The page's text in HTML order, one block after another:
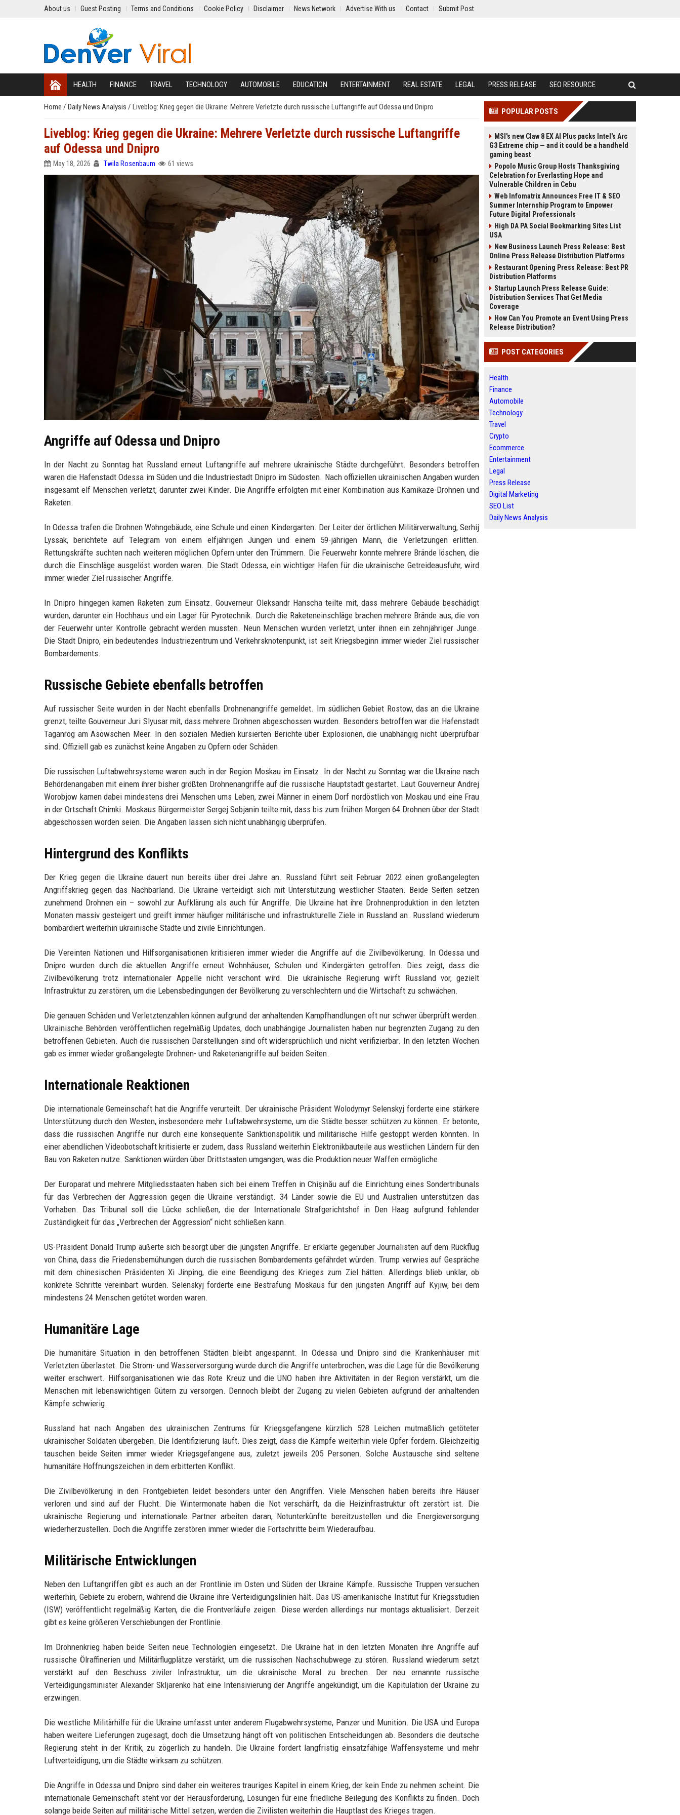
About us Guest Posting Terms and Conditions Cookie Policy Disclaimer News Network Advertise With us Contact Submit Post
HEALTH FINANCE TRAVEL TECHNOLOGY AUTOMOBILE EDUCATION ENTERTAINMENT REAL ESTATE LEGAL PRESS RELEASE SEO RESOURCE
Home / Daily News Analysis / Liveblog: Krieg gegen die Ukraine: Mehrere Verletzte durch russische Luftangriffe auf Odessa und Dnipro
Liveblog: Krieg gegen die Ukraine: Mehrere Verletzte durch russische Luftangriffe
auf Odessa und Dnipro
May 18, 2026 Twila Rosenbaum 61 views
Angriffe auf Odessa und Dnipro
In der Nacht zu Sonntag hat Russland erneut Luftangriffe auf mehrere ukrainische Städte durchgeführt. Besonders betroffen
waren die Hafenstadt Odessa im Süden und die Industriestadt Dnipro im Südosten. Nach offiziellen ukrainischen Angaben wurden
insgesamt elf Menschen verletzt, darunter zwei Kinder. Die Angriffe erfolgten mit einer Kombination aus Kamikaze-Drohnen und
Raketen.
In Odessa trafen die Drohnen Wohngebäude, eine Schule und einen Kindergarten. Der Leiter der örtlichen Militärverwaltung, Serhij
Lyssak, berichtete auf Telegram von einem elfjährigen Jungen und einem 59-jährigen Mann, die Verletzungen erlitten.
Rettungskräfte suchten nach weiteren möglichen Opfern unter den Trümmern. Die Feuerwehr konnte mehrere Brände löschen, die
durch die Einschläge ausgelöst worden waren. Die Stadt Odessa, ein wichtiger Hafen für die ukrainische Getreideausfuhr, wird
immer wieder Ziel russischer Angriffe.
In Dnipro hingegen kamen Raketen zum Einsatz. Gouverneur Oleksandr Hanscha teilte mit, dass mehrere Gebäude beschädigt
wurden, darunter ein Hochhaus und ein Lager für Pyrotechnik. Durch die Raketeneinschläge brachen mehrere Brände aus, die von
der Feuerwehr unter Kontrolle gebracht werden mussten. Neun Menschen wurden verletzt, unter ihnen ein zehnjähriger Junge.
Die Stadt Dnipro, ein bedeutendes Industriezentrum und Verkehrsknotenpunkt, ist seit Kriegsbeginn immer wieder Ziel russischer
Bombardements.
Russische Gebiete ebenfalls betroffen
Auf russischer Seite wurden in der Nacht ebenfalls Drohnenangriffe gemeldet. Im südlichen Gebiet Rostow, das an die Ukraine
grenzt, teilte Gouverneur Juri Slyusar mit, dass mehrere Drohnen abgeschossen wurden. Besonders betroffen war die Hafenstadt
Taganrog am Asowschen Meer. In den sozialen Medien kursierten Berichte über Explosionen, die unabhängig nicht überprüfbar
sind. Offiziell gab es zunächst keine Angaben zu Opfern oder Schäden.
Die russischen Luftabwehrsysteme waren auch in der Region Moskau im Einsatz. In der Nacht zu Sonntag war die Ukraine nach
Behördenangaben mit einem ihrer bisher größten Drohnenangriffe auf die russische Hauptstadt gestartet. Laut Gouverneur Andrej
Worobjow kamen dabei mindestens drei Menschen ums Leben, zwei Männer in einem Dorf nordöstlich von Moskau und eine Frau
in der Ortschaft Chimki. Moskaus Bürgermeister Sergej Sobjanin teilte mit, dass bis zum frühen Morgen 64 Drohnen über der Stadt
abgeschossen worden seien. Die Angaben lassen sich nicht unabhängig überprüfen.
Hintergrund des Konflikts
Der Krieg gegen die Ukraine dauert nun bereits über drei Jahre an. Russland führt seit Februar 2022 einen großangelegten
Angriffskrieg gegen das Nachbarland. Die Ukraine verteidigt sich mit Unterstützung westlicher Staaten. Beide Seiten setzen
zunehmend Drohnen ein – sowohl zur Aufklärung als auch für Angriffe. Die Ukraine hat ihre Drohnenproduktion in den letzten
Monaten massiv gesteigert und greift immer häufiger militärische und infrastrukturelle Ziele in Russland an. Russland wiederum
bombardiert weiterhin ukrainische Städte und zivile Einrichtungen.
Die Vereinten Nationen und Hilfsorganisationen kritisieren immer wieder die Angriffe auf die Zivilbevölkerung. In Odessa und
Dnipro wurden durch die aktuellen Angriffe erneut Wohnhäuser, Schulen und Kindergärten getroffen. Dies zeigt, dass die
Zivilbevölkerung trotz internationaler Appelle nicht verschont wird. Die ukrainische Regierung wirft Russland vor, gezielt
Infrastruktur zu zerstören, um die Lebensbedingungen der Bevölkerung zu verschlechtern und die Wirtschaft zu schwächen.
Die genauen Schäden und Verletztenzahlen können aufgrund der anhaltenden Kampfhandlungen oft nur schwer überprüft werden.
Ukrainische Behörden veröffentlichen regelmäßig Updates, doch unabhängige Journalisten haben nur begrenzten Zugang zu den
betroffenen Gebieten. Auch die russischen Darstellungen sind oft widersprüchlich und nicht verifizierbar. In den letzten Wochen
gab es immer wieder großangelegte Drohnen- und Raketenangriffe auf beiden Seiten.
Internationale Reaktionen
Die internationale Gemeinschaft hat die Angriffe verurteilt. Der ukrainische Präsident Wolodymyr Selenskyj forderte eine stärkere
Unterstützung durch den Westen, insbesondere mehr Luftabwehrsysteme, um die Städte besser schützen zu können. Er betonte,
dass die russischen Angriffe nur durch eine konsequente Sanktionspolitik und militärische Hilfe gestoppt werden könnten. In
einer abendlichen Videobotschaft kritisierte er zudem, dass Russland weiterhin Elektronikbauteile aus westlichen Ländern für den
Bau von Raketen nutze. Sanktionen würden über Drittstaaten umgangen, was die Produktion neuer Waffen ermögliche.
Der Europarat und mehrere Mitgliedsstaaten haben sich bei einem Treffen in Chișinău auf die Einrichtung eines Sondertribunals
für das Verbrechen der Aggression gegen die Ukraine verständigt. 34 Länder sowie die EU und Australien unterstützen das
Vorhaben. Das Tribunal soll die Lücke schließen, die der Internationale Strafgerichtshof in Den Haag aufgrund fehlender
Zuständigkeit für das „Verbrechen der Aggression“ nicht schließen kann.
US-Präsident Donald Trump äußerte sich besorgt über die jüngsten Angriffe. Er erklärte gegenüber Journalisten auf dem Rückflug
von China, dass die Friedensbemühungen durch die russischen Bombardements gefährdet würden. Trump verwies auf Gespräche
mit dem chinesischen Präsidenten Xi Jinping, die eine Beendigung des Krieges zum Ziel hätten. Allerdings blieb unklar, ob
konkrete Schritte vereinbart wurden. Selenskyj forderte eine Bestrafung Moskaus für den jüngsten Angriff auf Kyjiw, bei dem
mindestens 24 Menschen getötet worden waren.
Humanitäre Lage
Die humanitäre Situation in den betroffenen Städten bleibt angespannt. In Odessa und Dnipro sind die Krankenhäuser mit
Verletzten überlastet. Die Strom- und Wasserversorgung wurde durch die Angriffe unterbrochen, was die Lage für die Bevölkerung
weiter erschwert. Hilfsorganisationen wie das Rote Kreuz und die UNO haben ihre Aktivitäten in der Region verstärkt, um die
Menschen mit lebenswichtigen Gütern zu versorgen. Dennoch bleibt der Zugang zu vielen Gebieten aufgrund der anhaltenden
Kämpfe schwierig.
Russland hat nach Angaben des ukrainischen Zentrums für Kriegsgefangene kürzlich 528 Leichen mutmaßlich getöteter
ukrainischer Soldaten übergeben. Die Identifizierung läuft. Dies zeigt, dass die Kämpfe weiterhin viele Opfer fordern. Gleichzeitig
tauschen beide Seiten immer wieder Kriegsgefangene aus, zuletzt jeweils 205 Personen. Solche Austausche sind seltene
humanitäre Hoffnungszeichen in dem erbitterten Konflikt.
Die Zivilbevölkerung in den Frontgebieten leidet besonders unter den Angriffen. Viele Menschen haben bereits ihre Häuser
verloren und sind auf der Flucht. Die Wintermonate haben die Not verschärft, da die Heizinfrastruktur oft zerstört ist. Die
ukrainische Regierung und internationale Partner arbeiten daran, Notunterkünfte bereitzustellen und die Energieversorgung
wiederherzustellen. Doch die Angriffe zerstören immer wieder die Fortschritte beim Wiederaufbau.
Militärische Entwicklungen
Neben den Luftangriffen gibt es auch an der Frontlinie im Osten und Süden der Ukraine Kämpfe. Russische Truppen versuchen
weiterhin, Gebiete zu erobern, während die Ukraine ihre Verteidigungslinien hält. Das US-amerikanische Institut für Kriegsstudien
(ISW) veröffentlicht regelmäßig Karten, die die Frontverläufe zeigen. Diese werden allerdings nur montags aktualisiert. Derzeit
gibt es keine größeren Verschiebungen der Frontlinie.
Im Drohnenkrieg haben beide Seiten neue Technologien eingesetzt. Die Ukraine hat in den letzten Monaten ihre Angriffe auf
russische Ölraffinerien und Militärflugplätze verstärkt, um die russischen Nachschubwege zu stören. Russland wiederum setzt
verstärkt auf den Beschuss ziviler Infrastruktur, um die ukrainische Moral zu brechen. Der neu ernannte russische
Verteidigungsminister Alexander Skljarenko hat eine Intensivierung der Angriffe angekündigt, um die Kapitulation der Ukraine zu
erzwingen.
Die westliche Militärhilfe für die Ukraine umfasst unter anderem Flugabwehrsysteme, Panzer und Munition. Die USA und Europa
haben weitere Lieferungen zugesagt, doch die Umsetzung hängt oft von politischen Entscheidungen ab. Besonders die deutsche
Regierung steht in der Kritik, zu zögerlich zu handeln. Die Ukraine fordert langfristig einsatzfähige Waffensysteme und mehr
Luftverteidigung, um die Städte wirksam zu schützen.
Die Angriffe in Odessa und Dnipro sind daher ein weiteres trauriges Kapitel in einem Krieg, der kein Ende zu nehmen scheint. Die
internationale Gemeinschaft steht vor der Herausforderung, Lösungen für eine friedliche Beilegung des Konflikts zu finden. Doch
solange beide Seiten auf militärische Mittel setzen, werden die Zivilisten weiterhin die Hauptlast des Krieges tragen.
POPULAR POSTS
MSI's new Claw 8 EX AI Plus packs Intel's Arc
G3 Extreme chip — and it could be a handheld
gaming beast
Popolo Music Group Hosts Thanksgiving
Celebration for Everlasting Hope and
Vulnerable Children in Cebu
Web Infomatrix Announces Free IT & SEO
Summer Internship Program to Empower
Future Digital Professionals
High DA PA Social Bookmarking Sites List
USA
New Business Launch Press Release: Best
Online Press Release Distribution Platforms
Restaurant Opening Press Release: Best PR
Distribution Platforms
Startup Launch Press Release Guide:
Distribution Services That Get Media
Coverage
How Can You Promote an Event Using Press
Release Distribution?
POST CATEGORIES
Health
Finance
Automobile
Technology
Travel
Crypto
Ecommerce
Entertainment
Legal
Press Release
Digital Marketing
SEO List
Daily News Analysis